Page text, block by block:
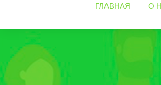
ГЛАВНАЯ О